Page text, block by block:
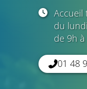
Accueil
du
de 9h
01 48